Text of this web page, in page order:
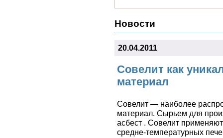
зернистые (перлитовые,
Совелит как
Совелит — наиболее
материал. Сырьем для
асбест . Совелит